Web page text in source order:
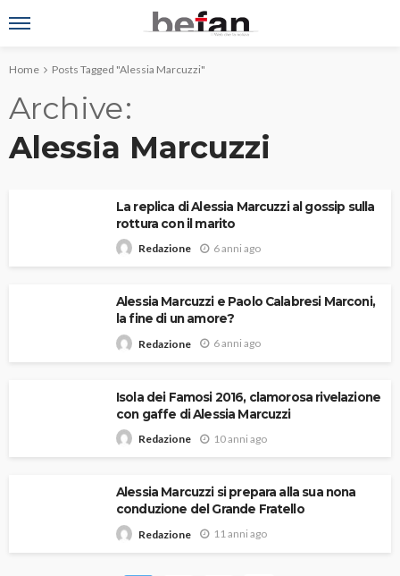
Home Posts Tagged "Alessia Marcuzzi"
Archive
Alessia Marcuzzi
La replica di Alessia Marcuzzi al gossip sulla
rottura con il marito
Redazione 6 anni ago
Alessia Marcuzzi e Paolo Calabresi Marconi,
la fine di un amore?
Redazione 6 anni ago
Isola dei Famosi 2016, clamorosa rivelazione
con gaffe di Alessia Marcuzzi
Redazione 10 anni ago
Alessia Marcuzzi si prepara alla sua nona
conduzione del Grande Fratello
Redazione 11 anni ago